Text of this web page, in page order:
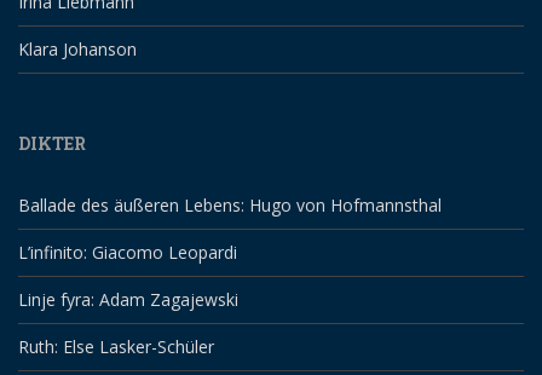
Klara Johanson
DIKTER
Ballade des äußeren Lebens: Hugo von Hofmannsthal
L’infinito: Giacomo Leopardi
Linje fyra: Adam Zagajewski
Ruth: Else Lasker-Schüler